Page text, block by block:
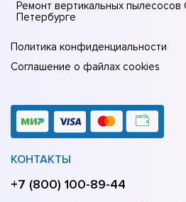
Ремонт вертикальных пылесосов
Петербурге
Политика конфиденциальности
Соглашение о файлах cookies
КОНТАКТЫ
+7 (800) 100-89-44